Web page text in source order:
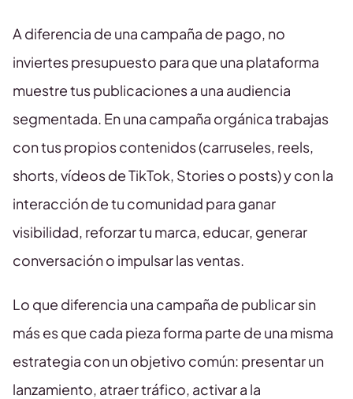
A diferencia de una campaña de pago, no
inviertes presupuesto para que una plataforma
muestre tus publicaciones a una audiencia
segmentada. En una campaña orgánica trabajas
con tus propios contenidos (carruseles, reels,
shorts, vídeos de TikTok, Stories o posts) y con la
interacción de tu comunidad para ganar
visibilidad, reforzar tu marca, educar, generar
conversación o impulsar las ventas.
Lo que diferencia una campaña de publicar sin
más es que cada pieza forma parte de una misma
estrategia con un objetivo común: presentar un
lanzamiento, atraer tráfico, activar a la